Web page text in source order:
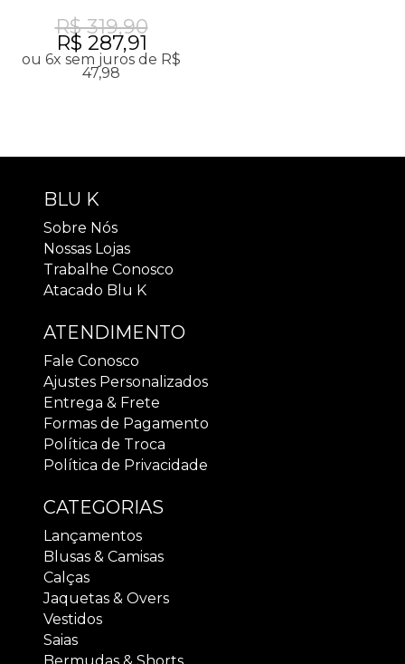
R$ 319,90
R$ 287,91
ou 6x sem juros de R$
47,98
BLU K
Sobre Nós
Nossas Lojas
Trabalhe Conosco
Atacado Blu K
ATENDIMENTO
Fale Conosco
Ajustes Personalizados
Entrega & Frete
Formas de Pagamento
Política de Troca
Política de Privacidade
CATEGORIAS
Lançamentos
Blusas & Camisas
Calças
Jaquetas & Overs
Vestidos
Saias